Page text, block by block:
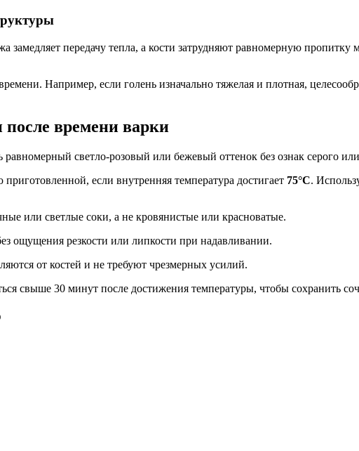
замедляет передачу тепла, а кости затрудняют равномерную пропитку
Например, если голень изначально тяжелая и плотная,
времени варки
светло-розовый или бежевый оттенок без ознак серого
если внутренняя температура достигает 75°C.
или светлые соки, а не кровянистые или красноватые.
ощущения резкости или липкости при надавливании.
от костей и не требуют чрезмерных усилий.
свыше 30 минут после достижения температуры, чтобы сохранить